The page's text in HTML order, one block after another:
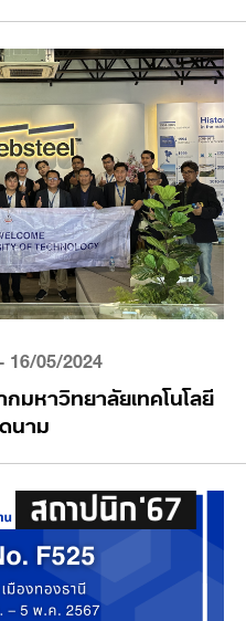
- 16/05/2024
มหาวิทยาลัยเทคโนโลยี
นาม